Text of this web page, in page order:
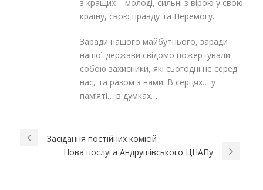
з кращих – молоді, сильні з вірою у свою
країну, свою правду та Перемогу.
Заради нашого майбутнього, заради
нашої держави свідомо пожертували
собою захисники, які сьогодні не серед
нас, та разом з нами. В серцях… у
пам’яті… в думках…
Засідання постійних комісій
Нова послуга Андрушівського ЦНАПу